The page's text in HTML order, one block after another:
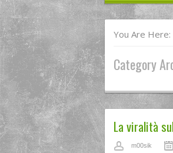
You Are Here:
Category
La viralità
m00sik